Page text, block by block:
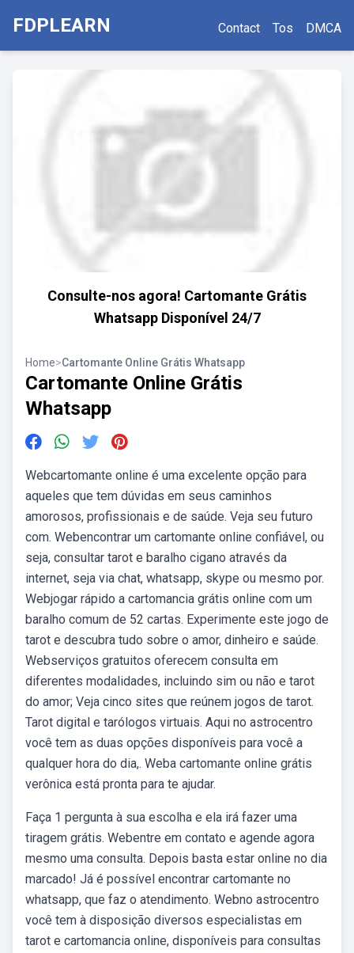
FDPLEARN Contact Tos DMCA
Consulte-nos agora! Cartomante Grátis
Whatsapp Disponível 24/7
Home>Cartomante Online Grátis Whatsapp
Cartomante Online Grátis
Whatsapp
Webcartomante online é uma excelente opção para
aqueles que tem dúvidas em seus caminhos
amorosos, profissionais e de saúde. Veja seu futuro
com. Webencontrar um cartomante online confiável, ou
seja, consultar tarot e baralho cigano através da
internet, seja via chat, whatsapp, skype ou mesmo por.
Webjogar rápido a cartomancia grátis online com um
baralho comum de 52 cartas. Experimente este jogo de
tarot e descubra tudo sobre o amor, dinheiro e saúde.
Webserviços gratuitos oferecem consulta em
diferentes modalidades, incluindo sim ou não e tarot
do amor; Veja cinco sites que reúnem jogos de tarot.
Tarot digital e tarólogos virtuais. Aqui no astrocentro
você tem as duas opções disponíveis para você a
qualquer hora do dia,. Weba cartomante online grátis
verônica está pronta para te ajudar.
Faça 1 pergunta à sua escolha e ela irá fazer uma
tiragem grátis. Webentre em contato e agende agora
mesmo uma consulta. Depois basta estar online no dia
marcado! Já é possível encontrar cartomante no
whatsapp, que faz o atendimento. Webno astrocentro
você tem à disposição diversos especialistas em
tarot e cartomancia online, disponíveis para consultas